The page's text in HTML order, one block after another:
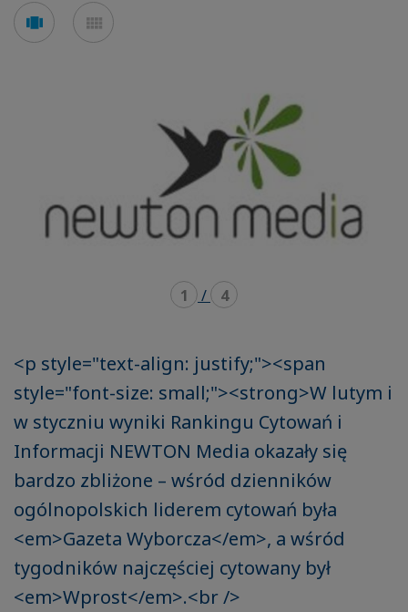
Voir
en
en
1 / 4
<p style="text-align: justify;"><span
style="font-size: small;"><strong>W lutym i
w styczniu wyniki Rankingu Cytowań i
Informacji NEWTON Media okazały się
bardzo zbliżone – wśród dzienników
ogólnopolskich liderem cytowań była
<em>Gazeta Wyborcza</em>, a wśród
tygodników najczęściej cytowany był
<em>Wprost</em>.<br />